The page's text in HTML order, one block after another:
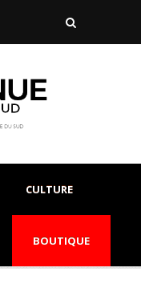
CULTURE
BOUTIQUE